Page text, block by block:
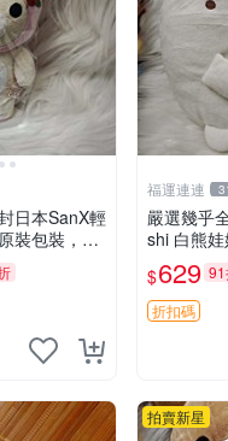
日本SanX輕
裝包裝，毛
膩可愛，推
適合女性好
釋出。鬆
藏品
福運連連
嚴選幾乎
shi 白熊
部，穩固
附贈，極
細作值得
m，收藏佳
$629
折扣碼
拍賣新星